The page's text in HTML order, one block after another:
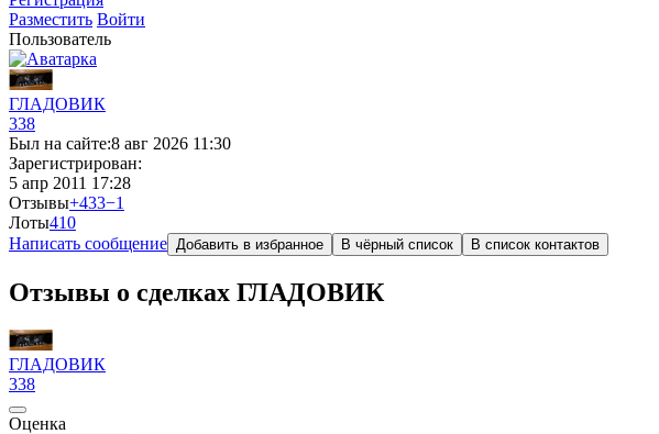
Разместить Войти
Пользователь
ГЛАДОВИК
338
Был на сайте:8 авг 2026 11:30
Зарегистрирован:
5 апр 2011 17:28
Отзывы+433−1
Лоты410
Написать сообщение Добавить в избранное В чёрный список В список контактов
Отзывы о сделках ГЛАДОВИК
ГЛАДОВИК
338
Оценка